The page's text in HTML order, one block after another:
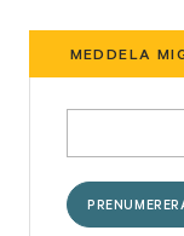
MEDDELA